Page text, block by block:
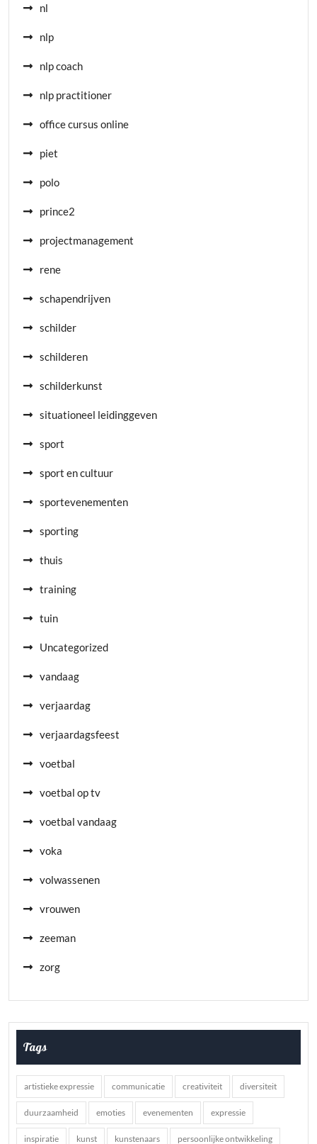
nl
nlp
nlp coach
nlp practitioner
office cursus online
piet
polo
prince2
projectmanagement
rene
schapendrijven
schilder
schilderen
schilderkunst
situationeel leidinggeven
sport
sport en cultuur
sportevenementen
sporting
thuis
training
tuin
Uncategorized
vandaag
verjaardag
verjaardagsfeest
voetbal
voetbal op tv
voetbal vandaag
voka
volwassenen
vrouwen
zeeman
zorg
Tags
artistieke expressie communicatie creativiteit diversiteit
duurzaamheid emoties evenementen expressie
inspiratie kunst kunstenaars persoonlijke ontwikkeling